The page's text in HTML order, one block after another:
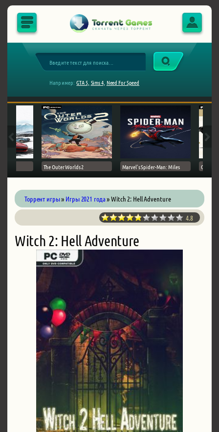
Например: GTA 5, Sims 4, Need For Speed
The Outer Worlds 2 Marvel's Spider-Man: Miles Ghost
Торрент игры» Игры 2021 года» Witch 2: Hell Adventure
4.8
Witch 2: Hell Adventure